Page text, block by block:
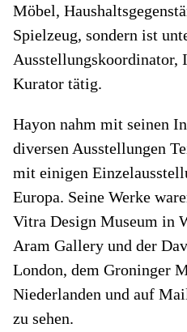
Möbel,
Spielzeug, sondern ist
Ausstellungskoordinator,
Kurator tätig.
Hayon nahm mit seinen
diversen Ausstellungen
mit einigen
Europa. Seine Werke
Vitra Design Museum in
Aram Gallery und der
London, dem Groninger
Niederlanden und auf
zu sehen.